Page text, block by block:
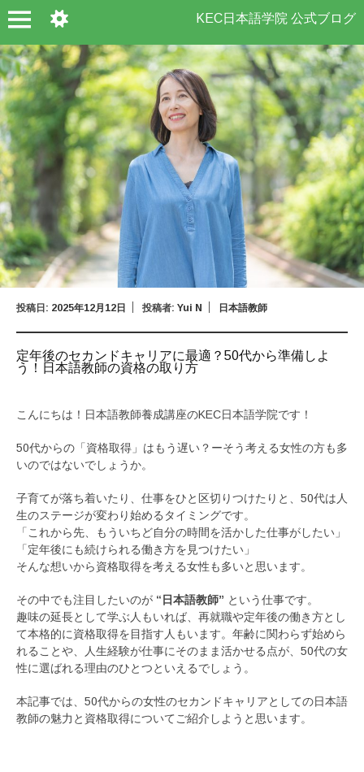
KEC日本語学院 公式ブログ
投稿日: 2025年12月12日 投稿者: Yui N 日本語教師
定年後のセカンドキャリアに最適？50代から準備しよ
う！日本語教師の資格の取り方
こんにちは！日本語教師養成講座のKEC日本語学院です！
50代からの「資格取得」はもう遅い？ーそう考える女性の方も多
いのではないでしょうか。
子育てが落ち着いたり、仕事をひと区切りつけたりと、50代は人
生のステージが変わり始めるタイミングです。
「これから先、もういちど自分の時間を活かした仕事がしたい」
「定年後にも続けられる働き方を見つけたい」
そんな想いから資格取得を考える女性も多いと思います。
その中でも注目したいのが “日本語教師” という仕事です。
趣味の延長として学ぶ人もいれば、再就職や定年後の働き方とし
て本格的に資格取得を目指す人もいます。年齢に関わらず始めら
れることや、人生経験が仕事にそのまま活かせる点が、50代の女
性に選ばれる理由のひとつといえるでしょう。
本記事では、50代からの女性のセカンドキャリアとしての日本語
教師の魅力と資格取得についてご紹介しようと思います。